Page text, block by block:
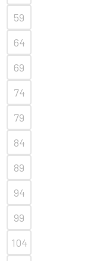
59
64
69
74
79
84
89
94
99
104